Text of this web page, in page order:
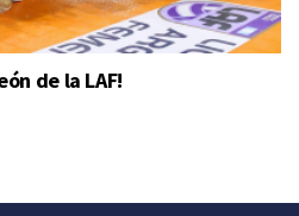
de la LAF!